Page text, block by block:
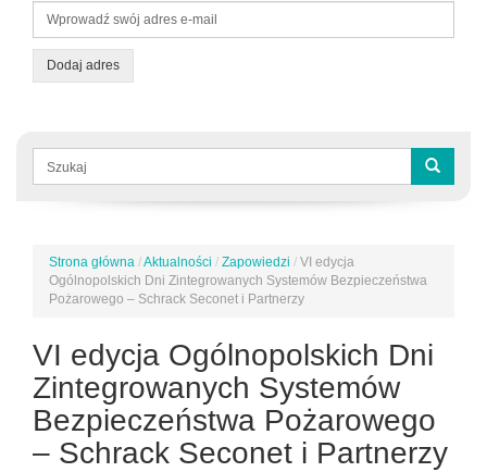
Dodaj adres
Formularz
wyszukiwania
Jesteś
tutaj
Strona główna /Aktualności / Zapowiedzi / VI edycja
Ogólnopolskich Dni Zintegrowanych Systemów Bezpieczeństwa
Pożarowego – Schrack Seconet i Partnerzy
VI edycja Ogólnopolskich Dni
Zintegrowanych Systemów
Bezpieczeństwa Pożarowego
– Schrack Seconet i Partnerzy